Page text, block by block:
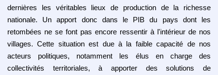
dernières les véritables lieux de production de la richesse
nationale. Un apport donc dans le PIB du pays dont les
retombées ne se font pas encore ressentir à l'intérieur de nos
villages. Cette situation est due à la faible capacité de nos
acteurs politiques, notamment les élus en charge des
collectivités territoriales, à apporter des solutions de